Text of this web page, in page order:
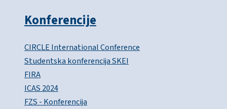
Konferencije
CIRCLE International Conference
Studentska konferencija SKEI
FIRA
ICAS 2024
FZS - Konferencija